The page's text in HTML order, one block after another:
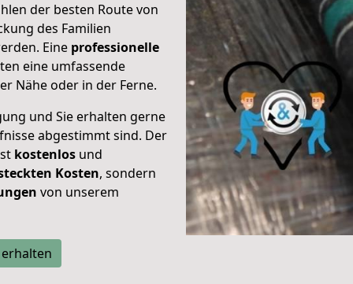
der besten Route von
des Familien
Eine professionelle
eine umfassende
Nähe oder in der Ferne.
und Sie erhalten gerne
abgestimmt sind. Der
kostenlos und
Kosten, sondern
von unserem